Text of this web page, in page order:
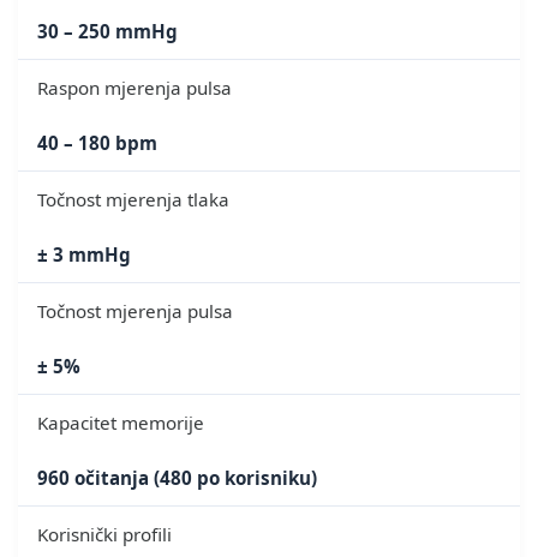
30 – 250 mmHg
Raspon mjerenja pulsa
40 – 180 bpm
Točnost mjerenja tlaka
± 3 mmHg
Točnost mjerenja pulsa
± 5%
Kapacitet memorije
960 očitanja (480 po korisniku)
Korisnički profili